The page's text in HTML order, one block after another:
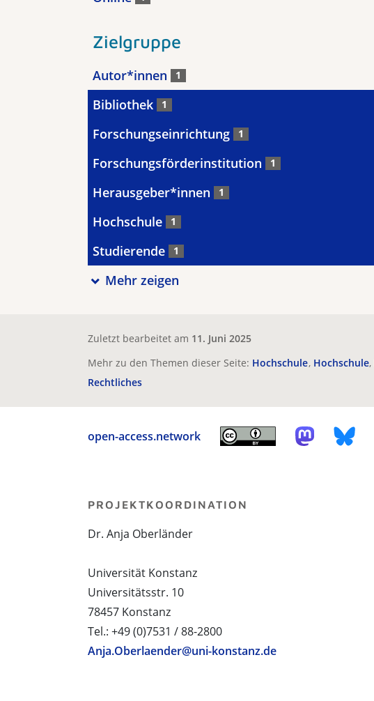
Zielgruppe
Autor*innen 1
Bibliothek 1
Forschungseinrichtung 1
Forschungsförderinstitution 1
Herausgeber*innen 1
Hochschule 1
Studierende 1
Mehr zeigen
Zuletzt bearbeitet am 11. Juni 2025
Mehr zu den Themen dieser Seite: Hochschule Hochschule
Rechtliches
open-access.network
PROJEKTKOORDINATION
Dr. Anja Oberländer
Universität Konstanz
Universitätsstr. 10
78457 Konstanz
Tel.: +49 (0)7531 / 88-2800
Anja.Oberlaender@uni-konstanz.de